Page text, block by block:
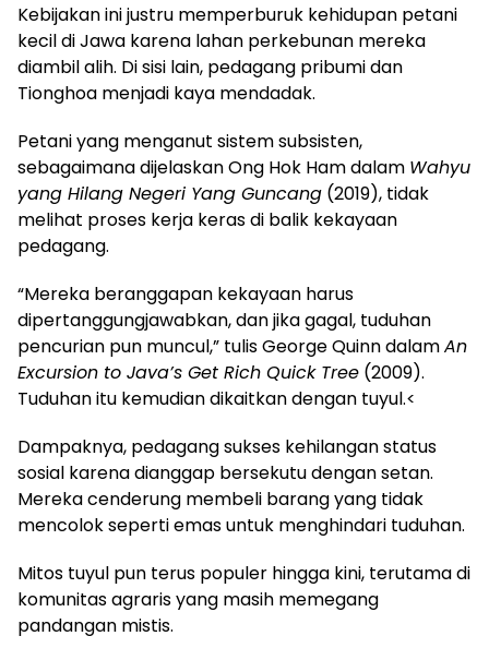
Kebijakan ini justru memperburuk kehidupan petani
kecil di Jawa karena lahan perkebunan mereka
diambil alih. Di sisi lain, pedagang pribumi dan
Tionghoa menjadi kaya mendadak.
Petani yang menganut sistem subsisten,
sebagaimana dijelaskan Ong Hok Ham dalam Wahyu
yang Hilang Negeri Yang Guncang (2019), tidak
melihat proses kerja keras di balik kekayaan
pedagang.
“Mereka beranggapan kekayaan harus
dipertanggungjawabkan, dan jika gagal, tuduhan
pencurian pun muncul,” tulis George Quinn dalamAn
Excursion to Java’s Get Rich Quick Tree (2009).
Tuduhan itu kemudian dikaitkan dengan tuyul.<
Dampaknya, pedagang sukses kehilangan status
sosial karena dianggap bersekutu dengan setan.
Mereka cenderung membeli barang yang tidak
mencolok seperti emas untuk menghindari tuduhan.
Mitos tuyul pun terus populer hingga kini, terutama di
komunitas agraris yang masih memegang
pandangan mistis.